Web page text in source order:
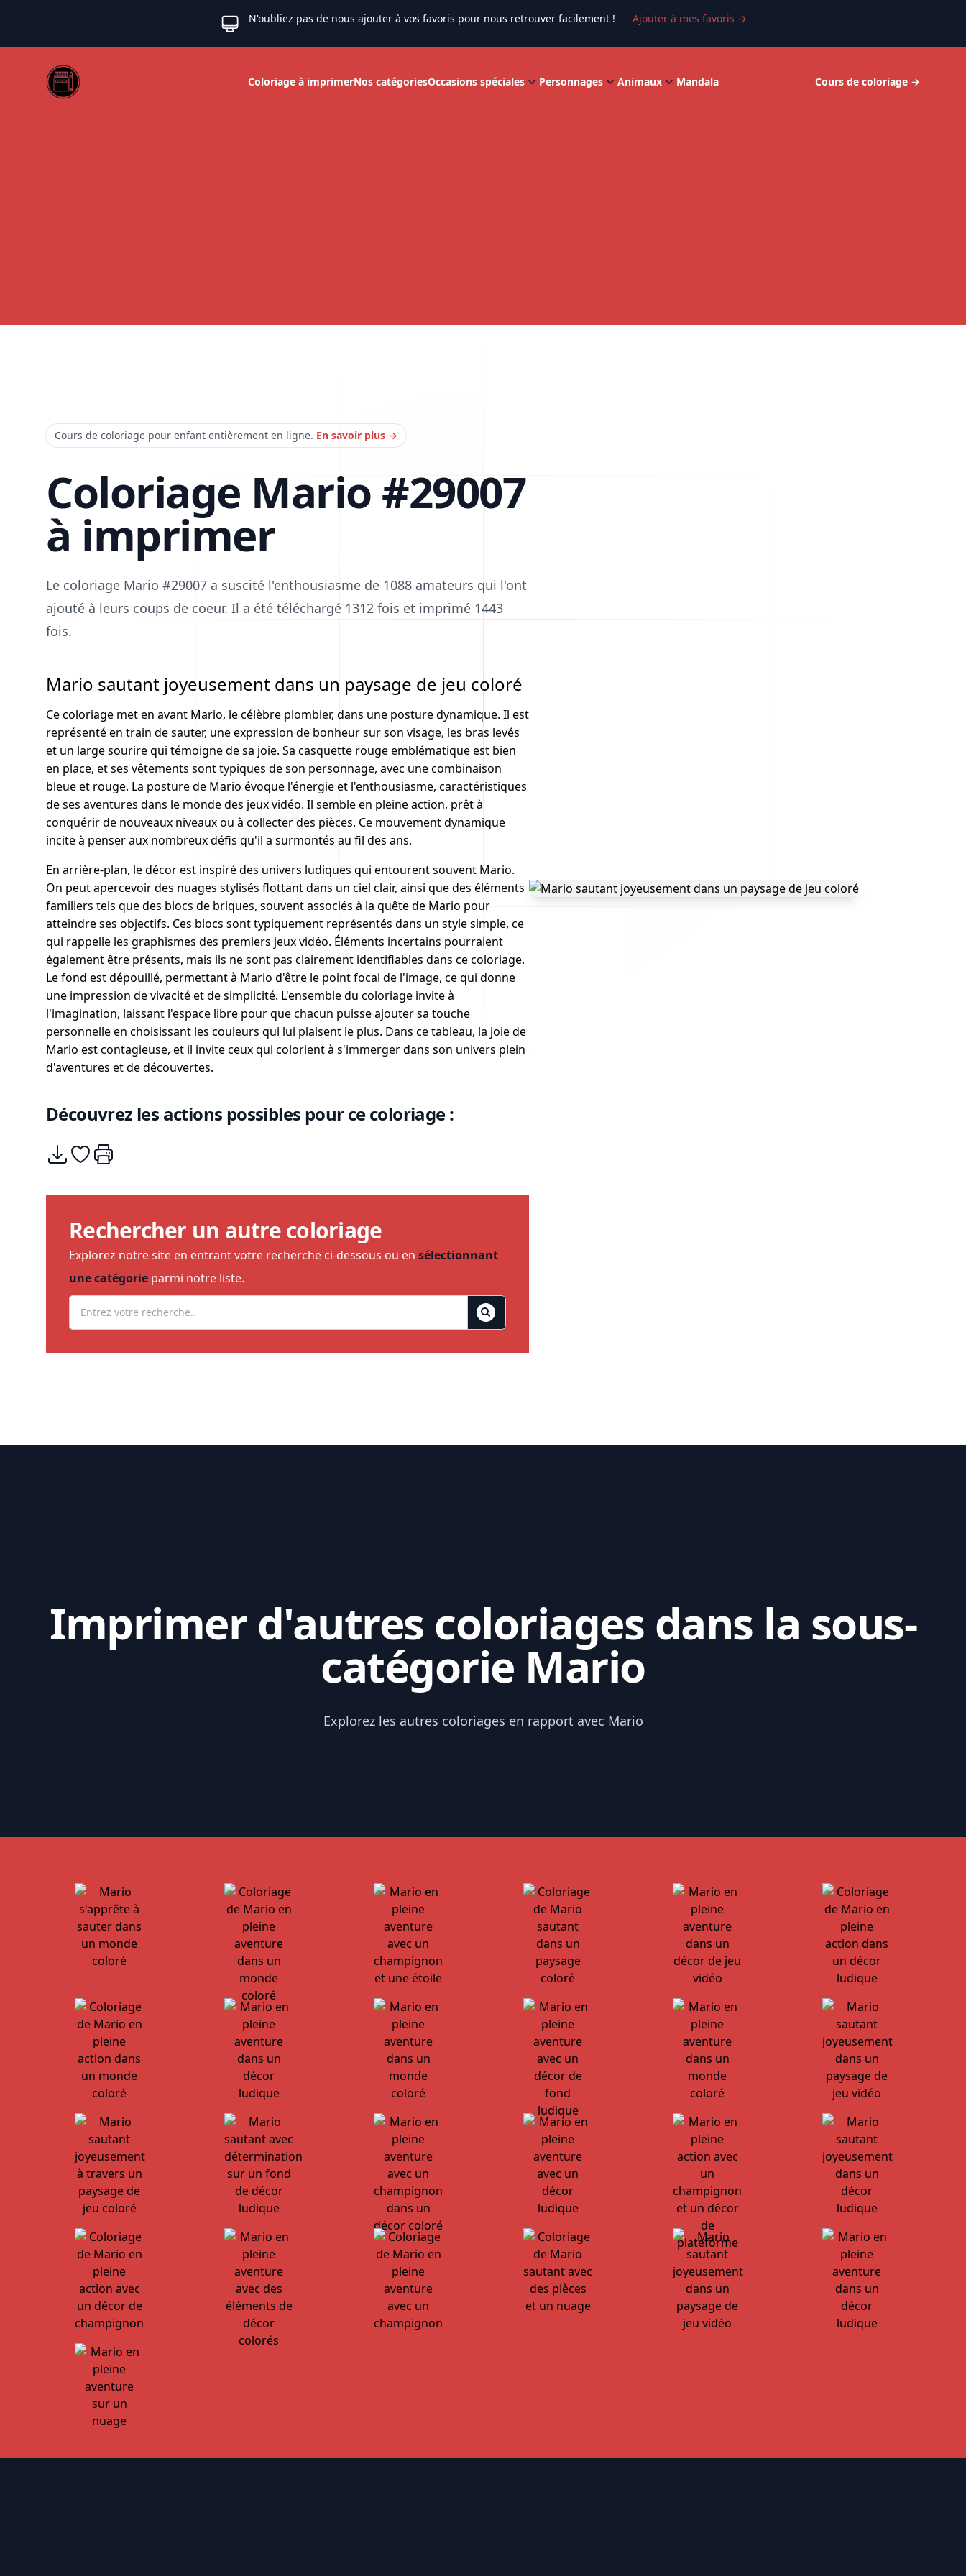
N'oubliez pas de nous ajouter à vos favoris pour nous retrouver facilement ! Ajouter à mes favoris →
Web coloriage
Coloriage à imprimerNos catégoriesOccasions spéciales Personnages Animaux Mandala Cours de coloriage →
Cours de coloriage pour enfant entièrement en ligne. En savoir plus →
Coloriage Mario #29007
à imprimer
Le coloriage Mario #29007 a suscité l'enthousiasme de 1088 amateurs qui l'ont
ajouté à leurs coups de coeur. Il a été téléchargé 1312 fois et imprimé 1443
fois.
Mario sautant joyeusement dans un paysage de jeu coloré
Ce coloriage met en avant Mario, le célèbre plombier, dans une posture dynamique. Il est
représenté en train de sauter, une expression de bonheur sur son visage, les bras levés
et un large sourire qui témoigne de sa joie. Sa casquette rouge emblématique est bien
en place, et ses vêtements sont typiques de son personnage, avec une combinaison
bleue et rouge. La posture de Mario évoque l'énergie et l'enthousiasme, caractéristiques
de ses aventures dans le monde des jeux vidéo. Il semble en pleine action, prêt à
conquérir de nouveaux niveaux ou à collecter des pièces. Ce mouvement dynamique
incite à penser aux nombreux défis qu'il a surmontés au fil des ans.
En arrière-plan, le décor est inspiré des univers ludiques qui entourent souvent Mario.
On peut apercevoir des nuages stylisés flottant dans un ciel clair, ainsi que des éléments
familiers tels que des blocs de briques, souvent associés à la quête de Mario pour
atteindre ses objectifs. Ces blocs sont typiquement représentés dans un style simple, ce
qui rappelle les graphismes des premiers jeux vidéo. Éléments incertains pourraient
également être présents, mais ils ne sont pas clairement identifiables dans ce coloriage.
Le fond est dépouillé, permettant à Mario d'être le point focal de l'image, ce qui donne
une impression de vivacité et de simplicité. L'ensemble du coloriage invite à
l'imagination, laissant l'espace libre pour que chacun puisse ajouter sa touche
personnelle en choisissant les couleurs qui lui plaisent le plus. Dans ce tableau, la joie de
Mario est contagieuse, et il invite ceux qui colorient à s'immerger dans son univers plein
d'aventures et de découvertes.
Découvrez les actions possibles pour ce coloriage :
Télécharger
Ajouter à mes coups de coeurs
Imprimer
Rechercher un autre coloriage
Explorez notre site en entrant votre recherche ci-dessous ou en sélectionnant
une catégorie parmi notre liste.
Imprimer d'autres coloriages dans la sous-
catégorie Mario
Explorez les autres coloriages en rapport avec Mario